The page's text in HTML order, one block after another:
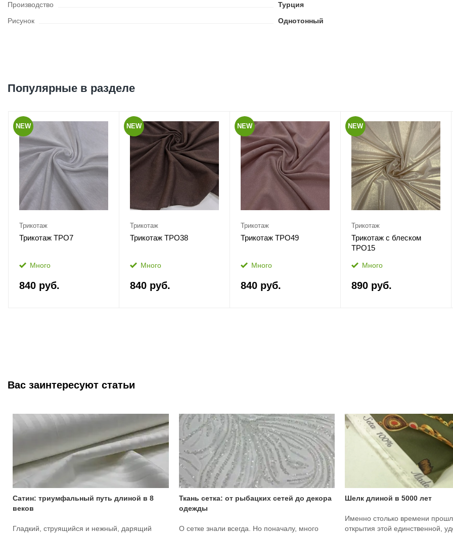
Производство
Турция
Рисунок
Однотонный
Популярные в разделе
NEW
Трикотаж
Трикотаж ТРО7
Много
840 руб.
NEW
Трикотаж
Трикотаж ТРО38
Много
840 руб.
NEW
Трикотаж
Трикотаж ТРО49
Много
840 руб.
NEW
Трикотаж
Трикотаж с блеском
ТРО15
Много
890 руб.
Вас заинтересуют статьи
Сатин: триумфальный путь длиной в 8
веков
Гладкий, струящийся и нежный, дарящий
Ткань сетка: от рыбацких сетей до декора
одежды
О сетке знали всегда. Но поначалу, много
Шелк длиной в 5000 лет
Именно столько времени
открытия этой единственной,